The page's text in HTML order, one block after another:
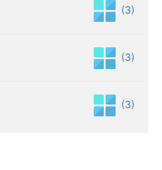
(3)
(3)
(3)